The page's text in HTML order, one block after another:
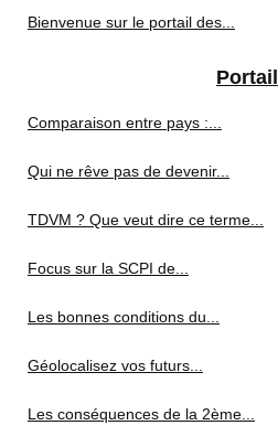
Bienvenue sur le portail des...
Portail
Comparaison entre pays :...
Qui ne rêve pas de devenir...
TDVM ? Que veut dire ce terme...
Focus sur la SCPI de...
Les bonnes conditions du...
Géolocalisez vos futurs...
Les conséquences de la 2ème...